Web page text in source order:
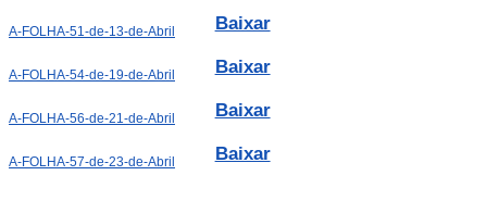
A-FOLHA-51-de-13-de-Abril Baixar
A-FOLHA-54-de-19-de-Abril Baixar
A-FOLHA-56-de-21-de-Abril Baixar
A-FOLHA-57-de-23-de-Abril Baixar